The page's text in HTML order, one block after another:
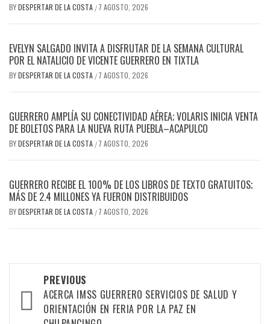
BYDESPERTAR DE LA COSTA / 7 AGOSTO, 2026
EVELYN SALGADO INVITA A DISFRUTAR DE LA SEMANA CULTURAL
POR EL NATALICIO DE VICENTE GUERRERO EN TIXTLA
BYDESPERTAR DE LA COSTA / 7 AGOSTO, 2026
GUERRERO AMPLÍA SU CONECTIVIDAD AÉREA; VOLARIS INICIA VENTA
DE BOLETOS PARA LA NUEVA RUTA PUEBLA–ACAPULCO
BYDESPERTAR DE LA COSTA / 7 AGOSTO, 2026
GUERRERO RECIBE EL 100% DE LOS LIBROS DE TEXTO GRATUITOS;
MÁS DE 2.4 MILLONES YA FUERON DISTRIBUIDOS
BYDESPERTAR DE LA COSTA / 7 AGOSTO, 2026
navigation
PREVIOUS
ACERCA IMSS GUERRERO SERVICIOS DE SALUD Y
ORIENTACIÓN EN FERIA POR LA PAZ EN